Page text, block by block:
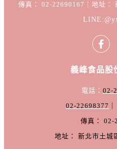
傳真： 02-22690167｜地址：
義峰食品股
電話： 02-
02-22698377
傳真： 02-
地址： 新北市土城